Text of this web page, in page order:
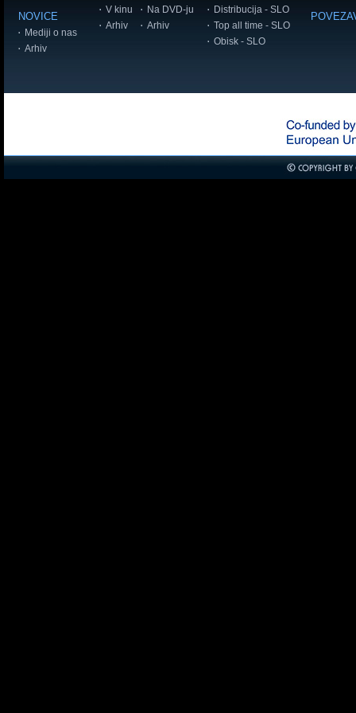
NOVICE
Mediji o nas
Arhiv
V kinu
Arhiv
Na DVD-ju
Arhiv
Distribucija - SLO
Top all time - SLO
Obisk - SLO